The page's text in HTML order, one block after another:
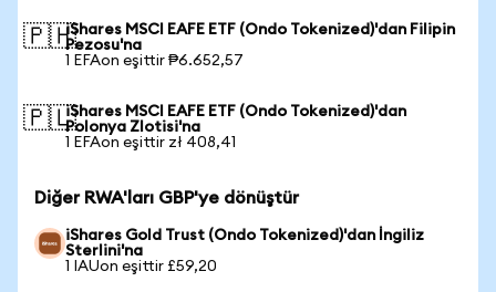
🇵🇭iShares MSCI EAFE ETF (Ondo Tokenized)'dan Filipin
Pezosu'na
1 EFAon eşittir ₱6.652,57
🇵🇱iShares MSCI EAFE ETF (Ondo Tokenized)'dan
Polonya Zlotisi'na
1 EFAon eşittir zł 408,41
Diğer RWA'ları GBP'ye dönüştür
iShares Gold Trust (Ondo Tokenized)'dan İngiliz
Sterlini'na
1 IAUon eşittir £59,20